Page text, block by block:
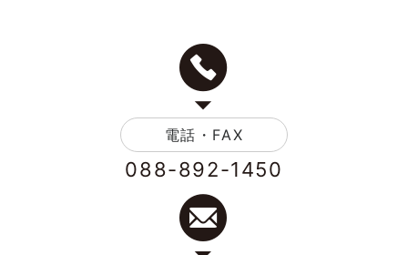
電話・FAX
088-892-1450